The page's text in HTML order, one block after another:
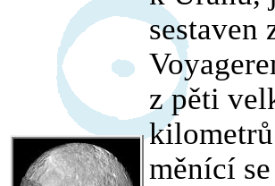
sestaven
z pěti
měnící